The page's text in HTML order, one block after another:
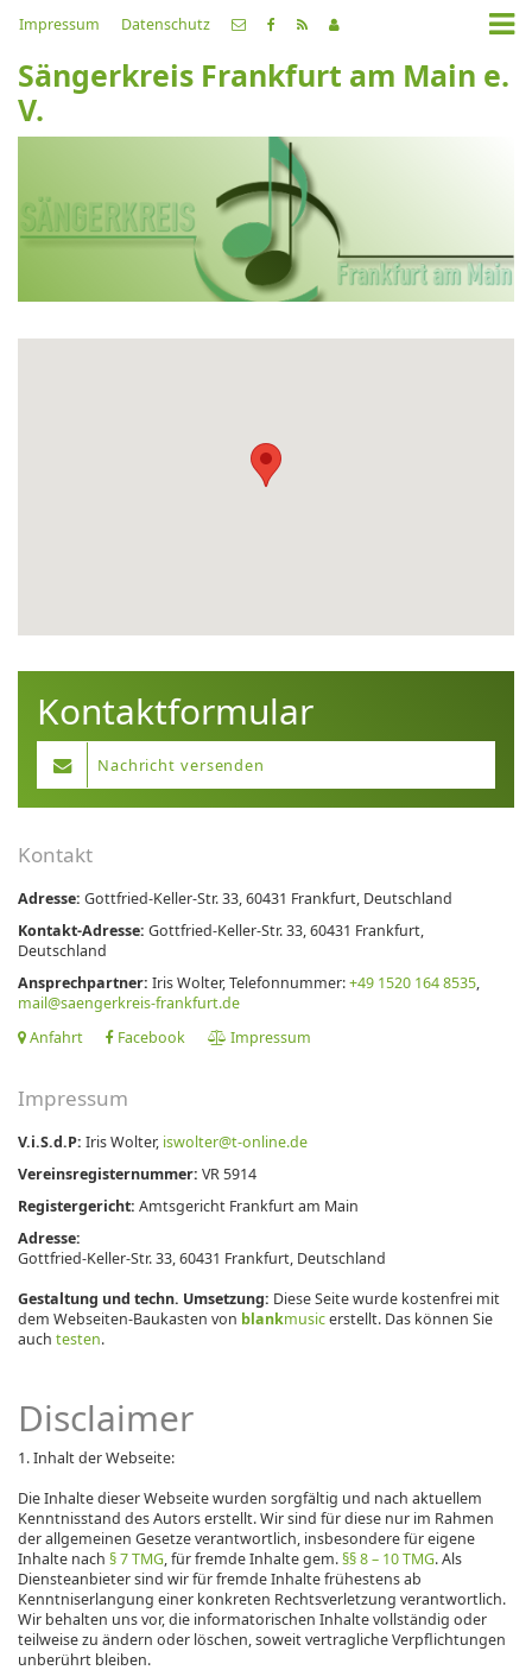
Impressum Datenschutz
Sängerkreis Frankfurt am Main e.
V.
Kontaktformular
Nachricht versenden
Kontakt
Adresse: Gottfried-Keller-Str. 33, 60431 Frankfurt, Deutschland
Kontakt-Adresse: Gottfried-Keller-Str. 33, 60431 Frankfurt,
Deutschland
Ansprechpartner: Iris Wolter, Telefonnummer:+49 1520 164 8535,
mail@saengerkreis-frankfurt.de
Anfahrt
Facebook Impressum
Impressum
V.i.S.d.P: Iris Wolter, iswolter@t-online.de
Vereinsregisternummer: VR 5914
Registergericht: Amtsgericht Frankfurt am Main
Adresse:
Gottfried-Keller-Str. 33, 60431 Frankfurt, Deutschland
Gestaltung und techn. Umsetzung: Diese Seite wurde kostenfrei mit
dem Webseiten-Baukasten von blankmusicerstellt. Das können Sie
auch testen.
Disclaimer
1. Inhalt der Webseite:
Die Inhalte dieser Webseite wurden sorgfältig und nach aktuellem
Kenntnisstand des Autors erstellt. Wir sind für diese nur im Rahmen
der allgemeinen Gesetze verantwortlich, insbesondere für eigene
Inhalte nach § 7 TMG, für fremde Inhalte gem.§§ 8 – 10 TMG. Als
Diensteanbieter sind wir für fremde Inhalte frühestens ab
Kenntniserlangung einer konkreten Rechtsverletzung verantwortlich.
Wir behalten uns vor, die informatorischen Inhalte vollständig oder
teilweise zu ändern oder löschen, soweit vertragliche Verpflichtungen
unberührt bleiben.